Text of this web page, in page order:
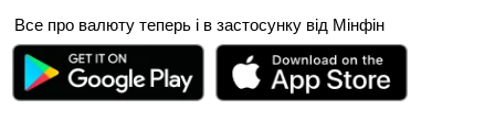
Все про валюту теперь і в застосунку від Мінфін